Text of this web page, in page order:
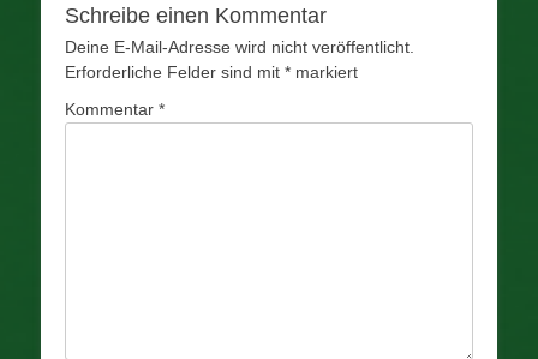
Schreibe einen Kommentar
Deine E-Mail-Adresse wird nicht veröffentlicht.
Erforderliche Felder sind mit * markiert
Kommentar *